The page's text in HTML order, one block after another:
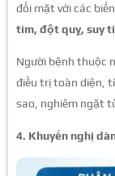
đối mặt với các
tim, đột quỵ, suy
Người bệnh thuộc
điều trị toàn diện,
sao, nghiêm ngặt
4. Khuyến nghị